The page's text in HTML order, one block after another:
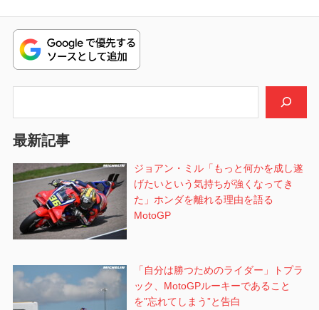
ビ
ゲ
ー
ン
稿:
最新記事
ジョアン・ミル「もっと何かを成し遂
げたいという気持ちが強くなってき
た」ホンダを離れる理由を語る
MotoGP
「自分は勝つためのライダー」トプラ
ック、MotoGPルーキーであること
を”忘れてしまう”と告白